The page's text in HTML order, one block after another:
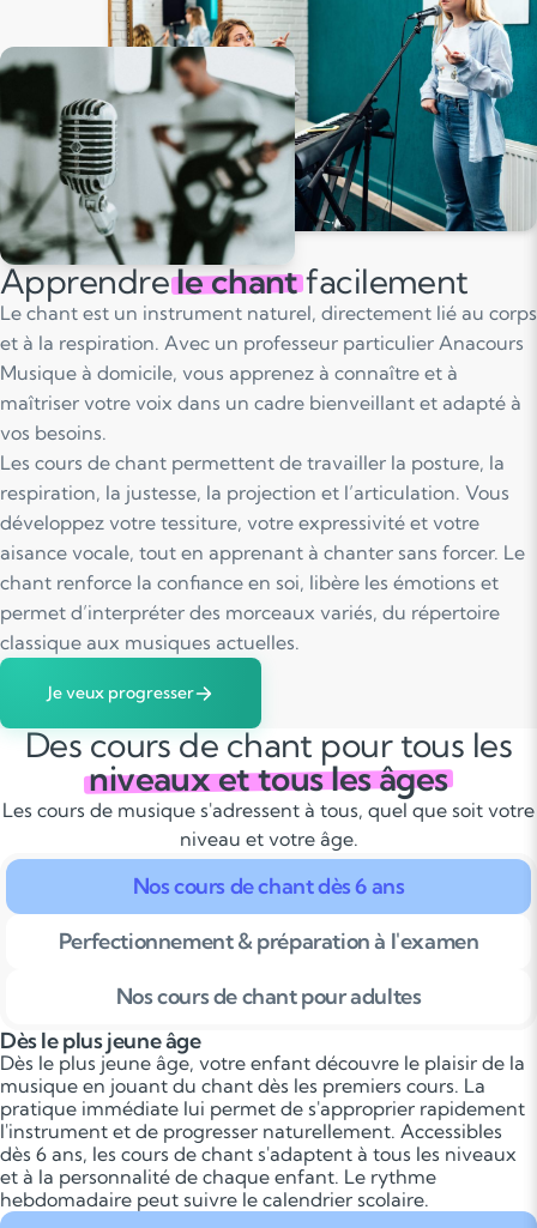
Apprendrele chantfacilement
Le chant est un instrument naturel, directement lié au corps
et à la respiration. Avec un professeur particulier Anacours
Musique à domicile, vous apprenez à connaître et à
maîtriser votre voix dans un cadre bienveillant et adapté à
vos besoins.
Les cours de chant permettent de travailler la posture, la
respiration, la justesse, la projection et l’articulation. Vous
développez votre tessiture, votre expressivité et votre
aisance vocale, tout en apprenant à chanter sans forcer. Le
chant renforce la confiance en soi, libère les émotions et
permet d’interpréter des morceaux variés, du répertoire
classique aux musiques actuelles.
Je veux progresser
Des cours de chant pour tous les
niveaux et tous les âges
Les cours de musique s'adressent à tous, quel que soit votre
niveau et votre âge.
Nos cours de chant dès 6 ans
Perfectionnement & préparation à l'examen
Nos cours de chant pour adultes
Dès le plus jeune âge
Dès le plus jeune âge, votre enfant découvre le plaisir de la
musique en jouant du chant dès les premiers cours. La
pratique immédiate lui permet de s'approprier rapidement
l'instrument et de progresser naturellement. Accessibles
dès 6 ans, les cours de chant s'adaptent à tous les niveaux
et à la personnalité de chaque enfant. Le rythme
hebdomadaire peut suivre le calendrier scolaire.